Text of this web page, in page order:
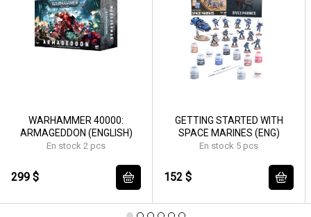
WARHAMMER 40000:
ARMAGEDDON (ENGLISH)
En stock 2 pcs
299 $
GETTING STARTED WITH
SPACE MARINES (ENG)
En stock 5 pcs
152 $